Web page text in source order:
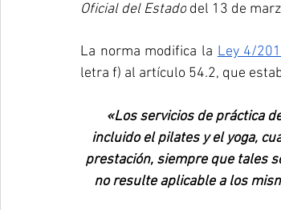
Oficial del Estado del 13 de
La norma modifica la Ley 4/
letra f) al artículo 54.2, que
«Los servicios de práctica
incluido el pilates y el yoga,
prestación, siempre que tales
no resulte aplicable a los